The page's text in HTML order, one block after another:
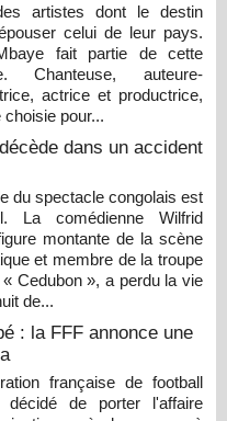
artistes dont le destin
celui de leur pays.
fait partie de cette
Chanteuse, auteure-
actrice et productrice,
choisie pour...
dans un accident
du spectacle congolais est
La comédienne Wilfrid
montante de la scène
et membre de la troupe
« Cedubon », a perdu la vie
de...
: la FFF annonce une
française de football
décidé de porter l'affaire